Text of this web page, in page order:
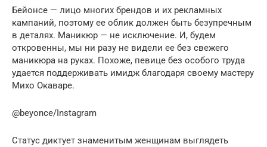
Бейонсе — лицо многих брендов и их рекламных
кампаний, поэтому ее облик должен быть безупречным
в деталях. Маникюр — не исключение. И, будем
откровенны, мы ни разу не видели ее без свежего
маникюра на руках. Похоже, певице без особого труда
удается поддерживать имидж благодаря своему мастеру
Михо Окаваре.
@beyonce/Instagram
Статус диктует знаменитым женщинам выглядеть